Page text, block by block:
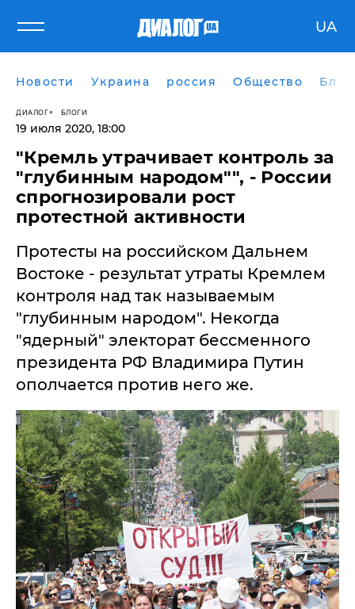
UA
Новости Украина россия Общество
ДИАЛОГ БЛОГИ
19 июля 2020, 18:00
​"Кремль утрачивает контроль за
"глубинным народом"", - России
спрогнозировали рост
протестной активности
Протесты на российском Дальнем
Востоке - результат утраты Кремлем
контроля над так называемым
"глубинным народом". Некогда
"ядерный" электорат бессменного
президента РФ Владимира Путин
ополчается против него же.